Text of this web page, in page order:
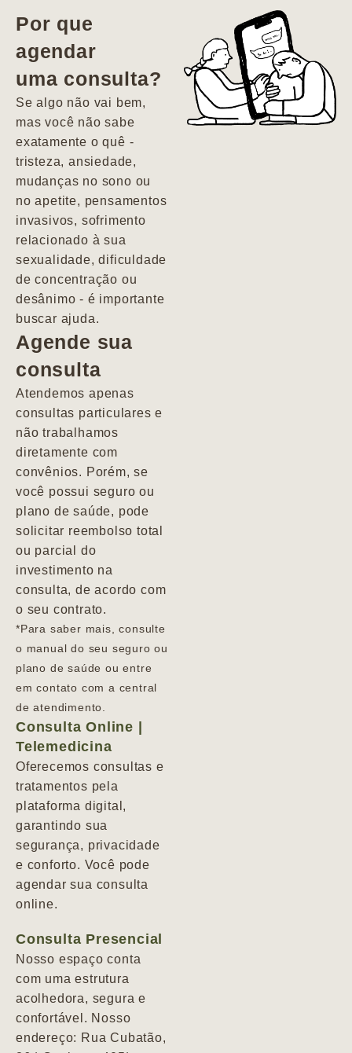
vida. Ela me
encontrou num
estado misto de
depressão e
agitação com
pensamentos
Por que
agendar
uma consulta?
Se algo não vai bem,
mas você não sabe
exatamente o quê -
tristeza, ansiedade,
mudanças no sono ou
no apetite, pensamentos
invasivos, sofrimento
relacionado à sua
sexualidade, dificuldade
de concentração ou
desânimo - é importante
buscar ajuda.
Agende sua
consulta
Atendemos apenas
consultas particulares e
não trabalhamos
diretamente com
convênios. Porém, se
você possui seguro ou
plano de saúde, pode
solicitar reembolso total
ou parcial do
investimento na
consulta, de acordo com
o seu contrato.
*Para saber mais, consulte
o manual do seu seguro ou
plano de saúde ou entre
em contato com a central
de atendimento.
Consulta Online |
Telemedicina
Oferecemos consultas e
tratamentos pela
plataforma digital,
garantindo sua
segurança, privacidade
e conforto. Você pode
agendar sua consulta
online.
Consulta Presencial
Nosso espaço conta
com uma estrutura
acolhedora, segura e
confortável. Nosso
endereço: Rua Cubatão,